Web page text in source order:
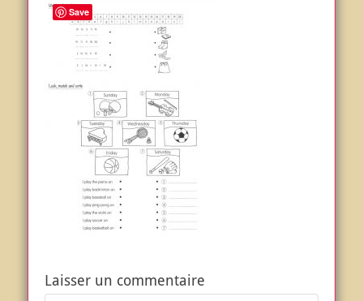
Laisser un commentaire
Save